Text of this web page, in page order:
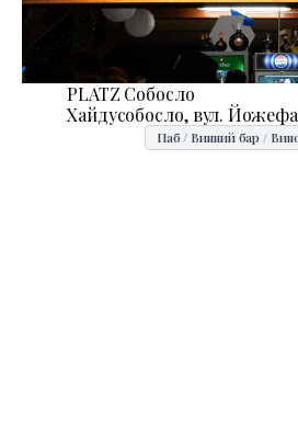
PLATZ Собосло
Хайдусобосло, вул.
Паб / Винний бар /